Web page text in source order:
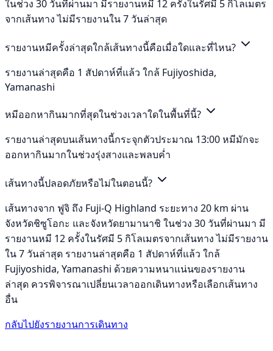
ในช่วง 30 วันที่ผ่านมา มีรายงานหมี 12 ครั้งในรัศมี 5 กิโลเมตร
จากเส้นทาง ไม่มีรายงานใน 7 วันล่าสุด
รายงานหมีครั้งล่าสุดใกล้เส้นทางนี้คือเมื่อใดและที่ไหน?
รายงานล่าสุดคือ 1 สัปดาห์ที่แล้ว ใกล้ Fujiyoshida,
Yamanashi
หมีออกหากินมากที่สุดในช่วงเวลาใดในพื้นที่นี้?
รายงานล่าสุดบนเส้นทางนี้กระจุกตัวประมาณ 13:00 หมีมักจะ
ออกหากินมากในช่วงรุ่งสางและพลบค่ำ
เส้นทางนี้ปลอดภัยหรือไม่ในตอนนี้?
เส้นทางจาก ฟูจิ ถึง Fuji-Q Highland ระยะทาง 20 km ผ่าน
จังหวัดชิซูโอกะ และจังหวัดยามานาชิ ในช่วง 30 วันที่ผ่านมา มี
รายงานหมี 12 ครั้งในรัศมี 5 กิโลเมตรจากเส้นทาง ไม่มีรายงาน
ใน 7 วันล่าสุด รายงานล่าสุดคือ 1 สัปดาห์ที่แล้ว ใกล้
Fujiyoshida, Yamanashi ด้วยความหนาแน่นของรายงาน
ล่าสุด ควรพิจารณาเปลี่ยนเวลาออกเดินทางหรือเลือกเส้นทาง
อื่น
กลับไปยังรายงานการเดินทาง